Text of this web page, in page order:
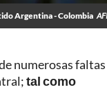
Argentina - Colombia
numerosas
tal como